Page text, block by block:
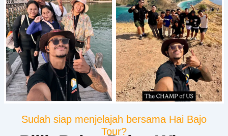
Sudah siap menjelajah bersama Hai Bajo
Tour?